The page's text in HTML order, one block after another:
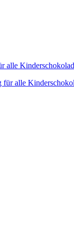
alle
für alle